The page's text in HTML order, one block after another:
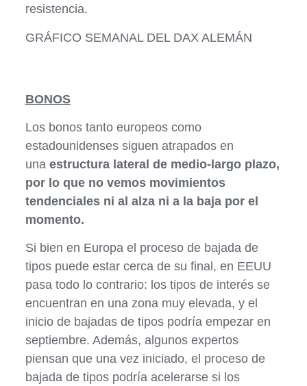
resistencia.
GRÁFICO SEMANAL DEL DAX ALEMÁN
BONOS
Los bonos tanto europeos como
estadounidenses siguen atrapados en
una estructura lateral de medio-largo plazo,
por lo que no vemos movimientos
tendenciales ni al alza ni a la baja por el
momento.
Si bien en Europa el proceso de bajada de
tipos puede estar cerca de su final, en EEUU
pasa todo lo contrario: los tipos de interés se
encuentran en una zona muy elevada, y el
inicio de bajadas de tipos podría empezar en
septiembre. Además, algunos expertos
piensan que una vez iniciado, el proceso de
bajada de tipos podría acelerarse si los